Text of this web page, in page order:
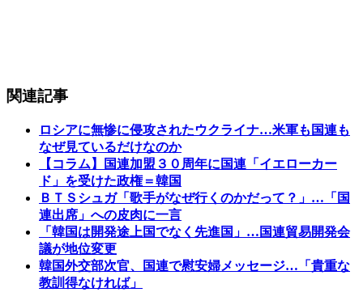
関連記事
ロシアに無惨に侵攻されたウクライナ…米軍も国連も
なぜ見ているだけなのか
【コラム】国連加盟３０周年に国連「イエローカー
ド」を受けた政権＝韓国
ＢＴＳシュガ「歌手がなぜ行くのかだって？」…「国
連出席」への皮肉に一言
「韓国は開発途上国でなく先進国」…国連貿易開発会
議が地位変更
韓国外交部次官、国連で慰安婦メッセージ…「貴重な
教訓得なければ」